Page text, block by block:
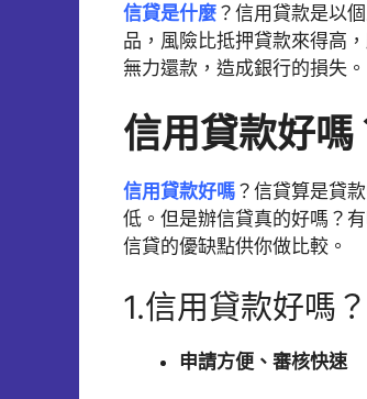
信貸是什麼 ？信用貸款是以
品，風險比抵押貸款來得高
無力還款，造成銀行的損失。
信用貸款好
信用貸款好嗎 ？ 信貸算是貸
低。但是辦信貸真的好嗎？
信貸的優缺點供你做比較。
1.信用貸款好嗎
申請方便、審核快速